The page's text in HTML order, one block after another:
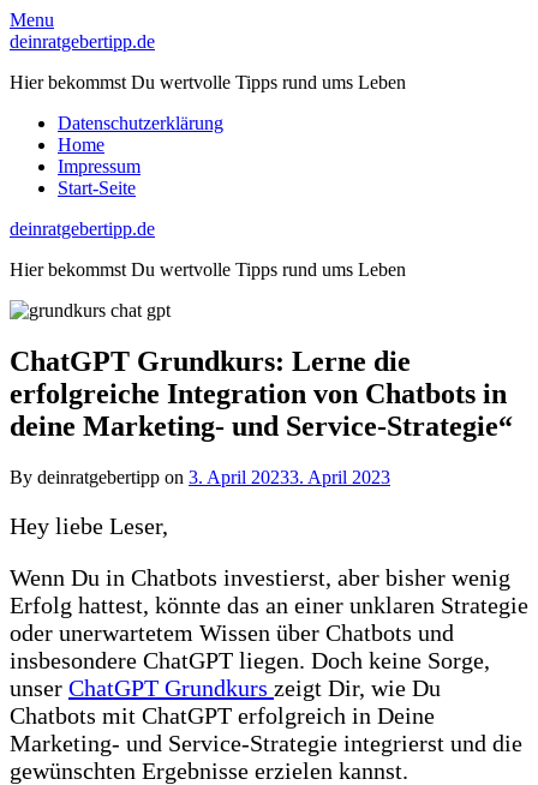
Skip
to
Menu
deinratgebertipp.de
Hier bekommst Du wertvolle Tipps rund ums Leben
Datenschutzerklärung
Home
Impressum
Start-Seite
deinratgebertipp.de
Hier bekommst Du wertvolle Tipps rund ums Leben
ChatGPT Grundkurs: Lerne die
erfolgreiche Integration von Chatbots in
deine Marketing- und Service-Strategie“
By deinratgebertipp on 3. April 20233. April 2023
Hey liebe Leser,
Wenn Du in Chatbots investierst, aber bisher wenig
Erfolg hattest, könnte das an einer unklaren Strategie
oder unerwartetem Wissen über Chatbots und
insbesondere ChatGPT liegen. Doch keine Sorge,
unser ChatGPT Grundkurs zeigt Dir, wie Du
Chatbots mit ChatGPT erfolgreich in Deine
Marketing- und Service-Strategie integrierst und die
gewünschten Ergebnisse erzielen kannst.